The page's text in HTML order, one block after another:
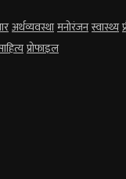
अर्थव्यवस्थामनोरंजनस्वास्थ्य
प्रोफाइल